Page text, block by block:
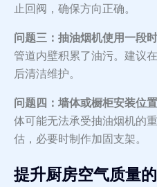
止回阀，确保方向正确。
问题三：抽油烟机使用一段
管道内壁积累了油污。建议
后清洁维护。
问题四：墙体或橱柜安装位置
体可能无法承受抽油烟机的
估，必要时制作加固支架。
提升厨房空气质量